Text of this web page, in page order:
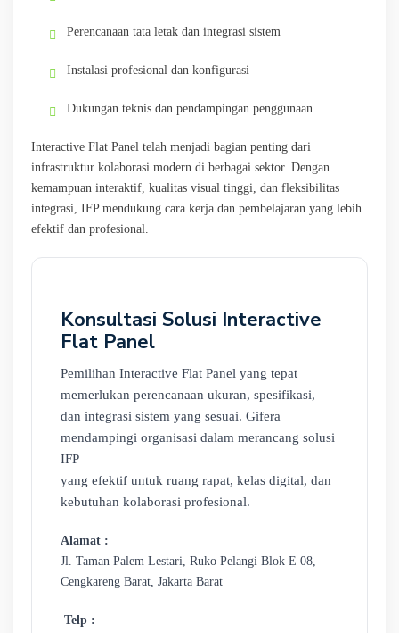
Perencanaan tata letak dan integrasi sistem
Instalasi profesional dan konfigurasi
Dukungan teknis dan pendampingan penggunaan
Interactive Flat Panel telah menjadi bagian penting dari
infrastruktur kolaborasi modern di berbagai sektor. Dengan
kemampuan interaktif, kualitas visual tinggi, dan fleksibilitas
integrasi, IFP mendukung cara kerja dan pembelajaran yang lebih
efektif dan profesional.
Konsultasi Solusi Interactive
Flat Panel
Pemilihan Interactive Flat Panel yang tepat
memerlukan perencanaan ukuran, spesifikasi,
dan integrasi sistem yang sesuai. Gifera
mendampingi organisasi dalam merancang solusi
IFP
yang efektif untuk ruang rapat, kelas digital, dan
kebutuhan kolaborasi profesional.
Alamat :
Jl. Taman Palem Lestari, Ruko Pelangi Blok E 08,
Cengkareng Barat, Jakarta Barat
Telp :